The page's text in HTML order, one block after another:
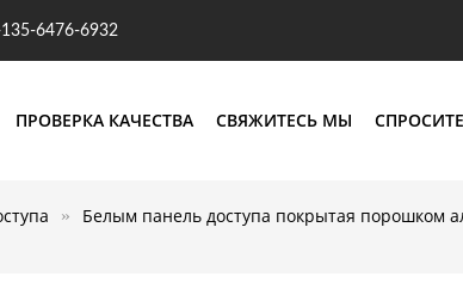
6476-6932
ПРОВЕРКА КАЧЕСТВА СВЯЖИТЕСЬ МЫ
Белым панель доступа покрытая порошком